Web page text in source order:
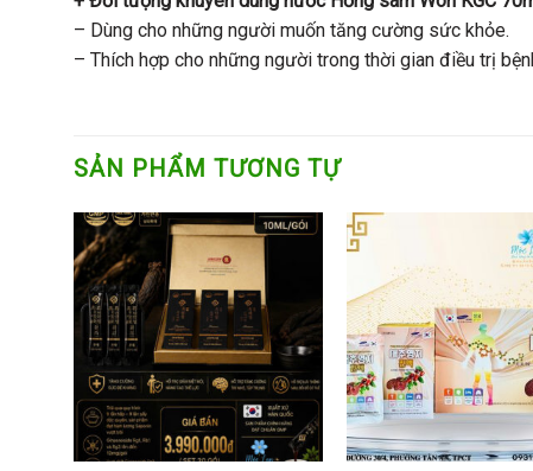
– Dùng cho những người muốn tăng cường sức khỏe.
– Thích hợp cho những người trong thời gian điều trị
SẢN PHẨM TƯƠNG TỰ